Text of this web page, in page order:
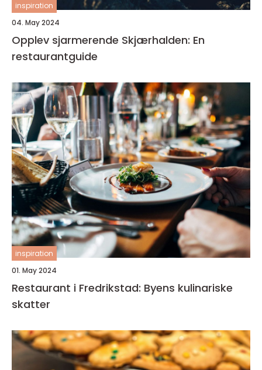
inspiration
04. May 2024
Opplev sjarmerende Skjærhalden: En
restaurantguide
inspiration
01. May 2024
Restaurant i Fredrikstad: Byens kulinariske
skatter